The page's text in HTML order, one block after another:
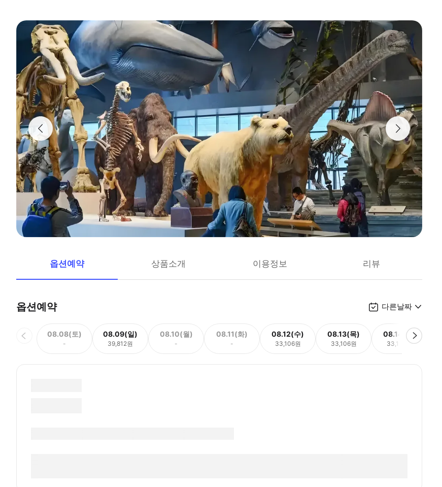
옵션예약 상품소개 이용정보 리뷰
옵션예약 다른날짜
08.08(토)
-
08.09(일)
39,812원
08.10(월)
-
08.11(화)
-
08.12(수)
33,106원
08.13(목)
33,106원
08.14(금)
33,106원